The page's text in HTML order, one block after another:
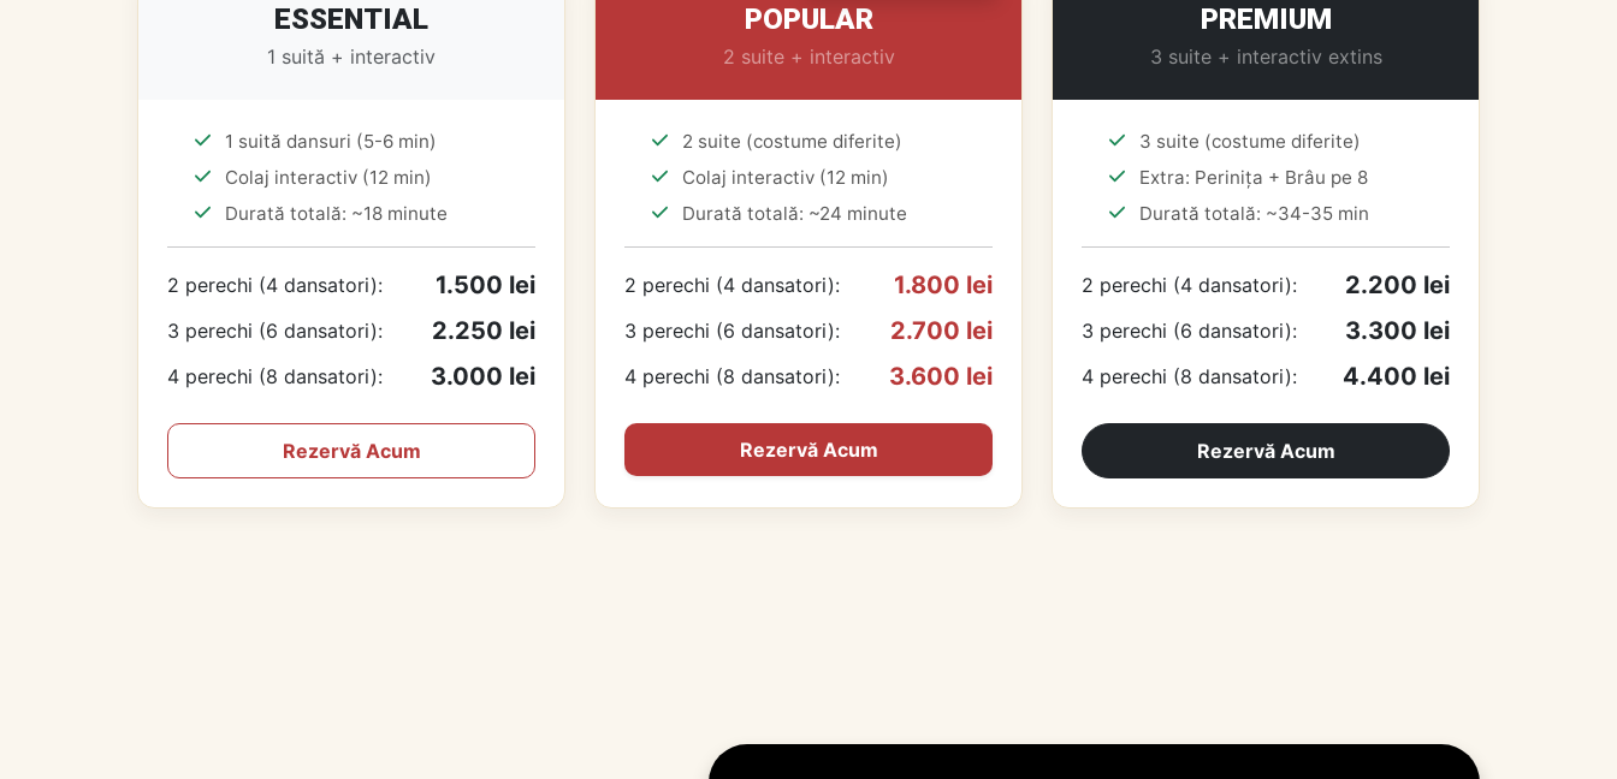
ESSENTIAL
1 suită + interactiv
1 suită dansuri (5-6 min)
Colaj interactiv (12 min)
Durată totală: ~18 minute
2 perechi (4 dansatori): 1.500 lei
3 perechi (6 dansatori): 2.250 lei
4 perechi (8 dansatori): 3.000 lei
Rezervă Acum
POPULAR
2 suite + interactiv
2 suite (costume diferite)
Colaj interactiv (12 min)
Durată totală: ~24 minute
2 perechi (4 dansatori): 1.800 lei
3 perechi (6 dansatori): 2.700 lei
4 perechi (8 dansatori): 3.600 lei
Rezervă Acum
PREMIUM
3 suite + interactiv extins
3 suite (costume diferite)
Extra: Perinița + Brâu pe 8
Durată totală: ~34-35 min
2 perechi (4 dansatori): 2.200 lei
3 perechi (6 dansatori): 3.300 lei
4 perechi (8 dansatori): 4.400 lei
Rezervă Acum